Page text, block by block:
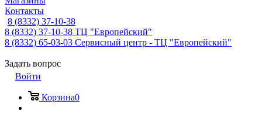
Контакты
8 (8332) 37-10-38
8 (8332) 37-10-38 ТЦ "Европейский"
8 (8332) 65-03-03 Сервисный центр - ТЦ "Европейский"
Задать вопрос
Войти
Корзина0